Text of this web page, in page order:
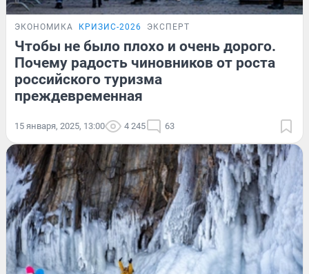
ЭКОНОМИКА КРИЗИС-2026 ЭКСПЕРТ
Чтобы не было плохо и очень дорого.
Почему радость чиновников от роста
российского туризма
преждевременная
15 января, 2025, 13:00 4 245 63